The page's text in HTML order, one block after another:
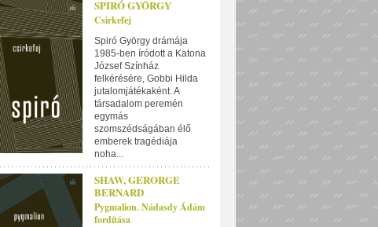
SPIRÓ GYÖRGY
Csirkefej
Spiró György drámája
1985-ben íródott a Katona
József Színház
felkérésére, Gobbi Hilda
jutalomjátékaként. A
társadalom peremén
egymás
szomszédságában élő
emberek tragédiája
noha...
SHAW, GERORGE
BERNARD
Pygmalion. Nádasdy Ádám
fordítása